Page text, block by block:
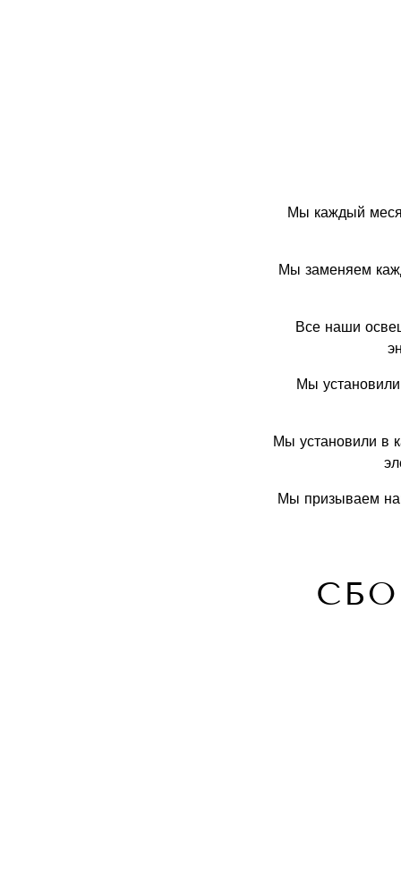
Мы каждый
Мы заменяем
Все наши
Мы
Мы установили в
Мы призываем